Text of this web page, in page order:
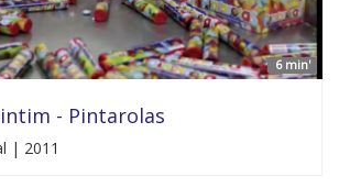
6 min'
- Pintarolas
| 2011